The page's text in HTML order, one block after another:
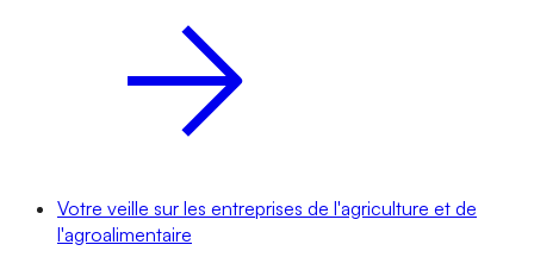
Votre veille sur les entreprises de l'agriculture et de
l'agroalimentaire